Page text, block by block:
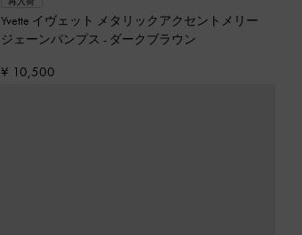
Yvette イヴェット メタリックアクセントメリー
ジェーンパンプス - ダークブラウン
¥ 10,500